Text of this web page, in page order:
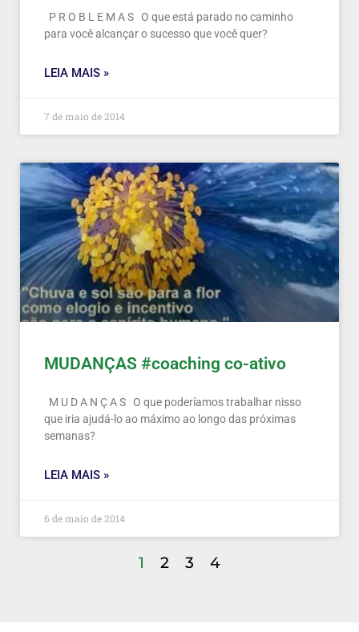
P R O B L E M A S O que está parado no caminho
para você alcançar o sucesso que você quer?
LEIA MAIS »
7 de maio de 2014
MUDANÇAS #coaching co-ativo
M U D A N Ç A S O que poderíamos trabalhar nisso
que iria ajudá-lo ao máximo ao longo das próximas
semanas?
LEIA MAIS »
6 de maio de 2014
1 2 3 4